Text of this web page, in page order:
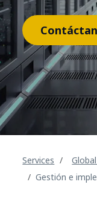
Services
Gestión e